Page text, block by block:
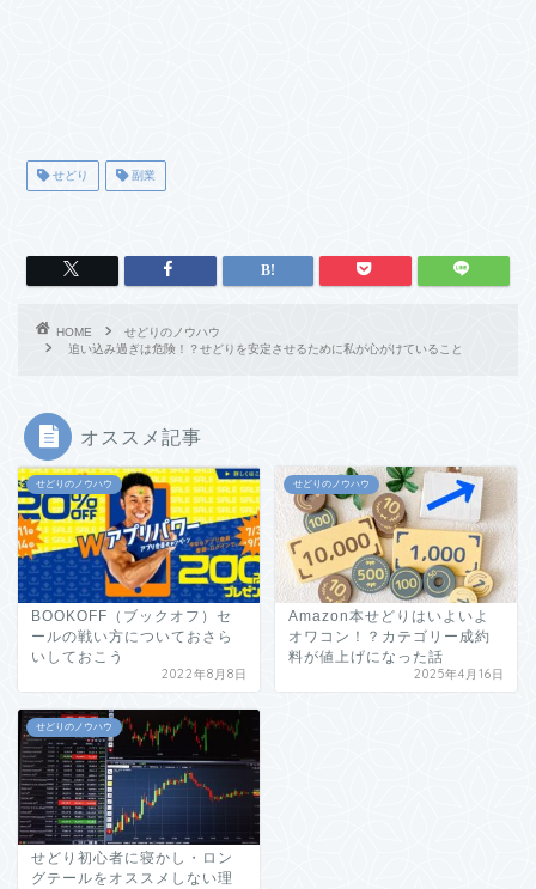
せどり 副業
HOME
せどりのノウハウ
追い込み過ぎは危険！？せどりを安定させるために私が心がけていること
オススメ記事
せどりのノウハウ
BOOKOFF（ブックオフ）セ
ールの戦い方についておさら
いしておこう
2022年8月8日
せどりのノウハウ
Amazon本せどりはいよいよ
オワコン！？カテゴリー成約
料が値上げになった話
2025年4月16日
せどりのノウハウ
せどり初心者に寝かし・ロン
グテールをオススメしない理